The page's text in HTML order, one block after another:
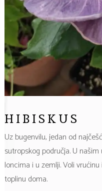
HIBISKUS
Uz bugenvilu, jedan od
sutropskog područja. U
loncima i u zemlji. Voli
toplinu doma.